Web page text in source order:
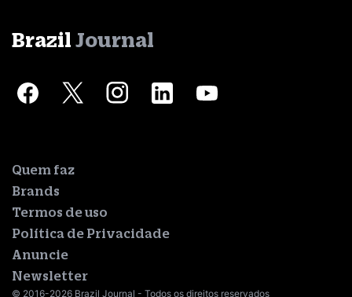
Brazil Journal
Quem faz
Brands
Termos de uso
Política de Privacidade
Anuncie
Newsletter
© 2016-2026 Brazil Journal - Todos os direitos reservados